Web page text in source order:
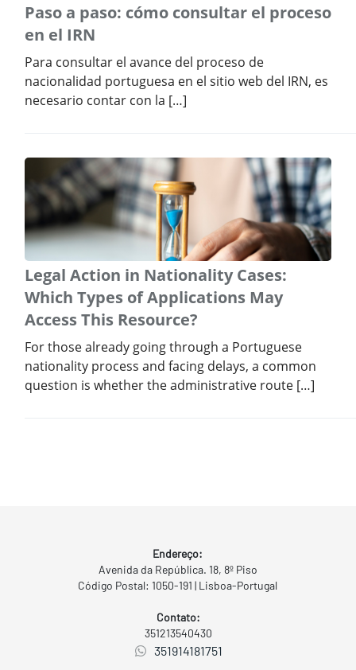
Paso a paso: cómo consultar el proceso
en el IRN
Para consultar el avance del proceso de
nacionalidad portuguesa en el sitio web del IRN, es
necesario contar con la […]
Legal Action in Nationality Cases:
Which Types of Applications May
Access This Resource?
For those already going through a Portuguese
nationality process and facing delays, a common
question is whether the administrative route […]
Endereço:
Avenida da República. 18, 8º Piso
Código Postal: 1050-191 | Lisboa-Portugal
Contato:
351213540430
351914181751